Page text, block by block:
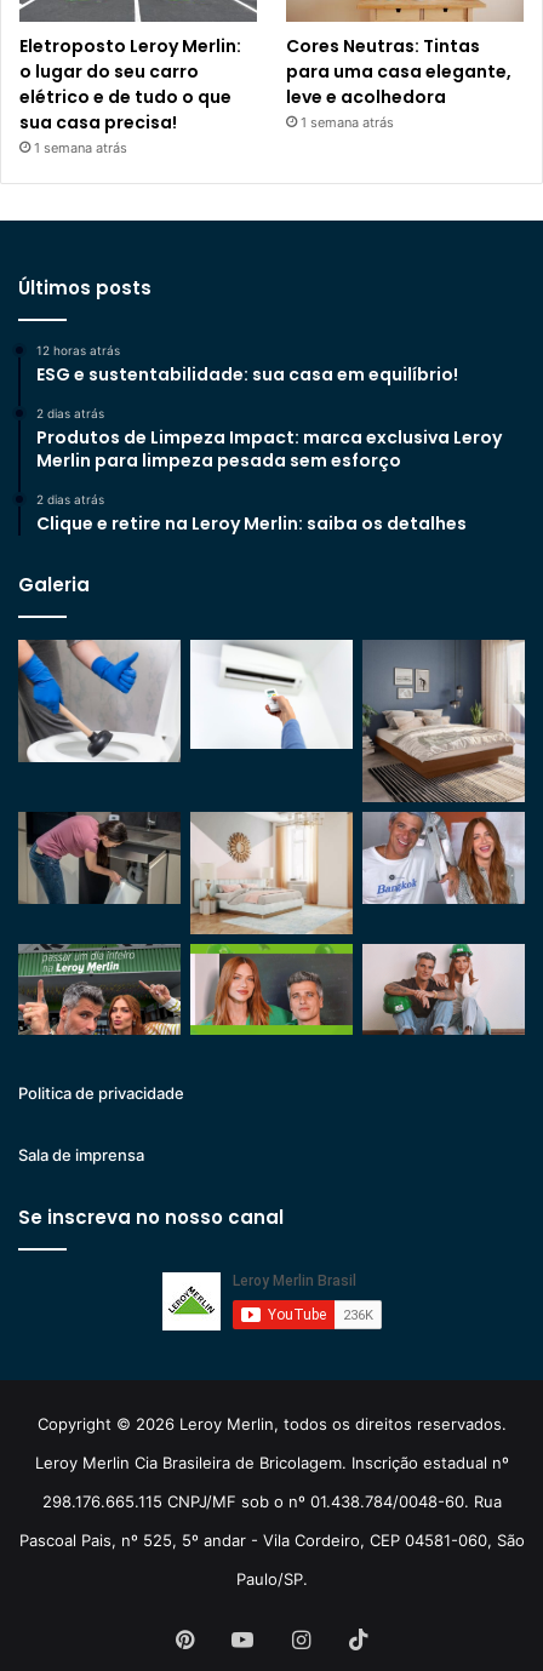
Eletroposto Leroy Merlin:
o lugar do seu carro
elétrico e de tudo o que
sua casa precisa!
1 semana atrás
Cores Neutras: Tintas
para uma casa elegante,
leve e acolhedora
1 semana atrás
Últimos posts
12 horas atrás
ESG e sustentabilidade: sua casa em equilíbrio!
2 dias atrás
Produtos de Limpeza Impact: marca exclusiva Leroy
Merlin para limpeza pesada sem esforço
2 dias atrás
Clique e retire na Leroy Merlin: saiba os detalhes
Galeria
Politica de privacidade
Sala de imprensa
Se inscreva no nosso canal
Copyright © 2026 Leroy Merlin, todos os direitos reservados.
Leroy Merlin Cia Brasileira de Bricolagem. Inscrição estadual nº
298.176.665.115 CNPJ/MF sob o nº 01.438.784/0048-60. Rua
Pascoal Pais, nº 525, 5º andar - Vila Cordeiro, CEP 04581-060, São
Paulo/SP.
PinterestYouTubeInstagram